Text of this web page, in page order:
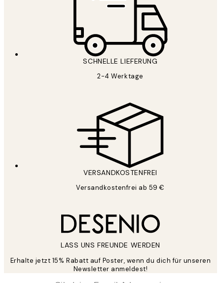
SCHNELLE LIEFERUNG
2-4 Werktage
VERSANDKOSTENFREI
Versandkostenfrei ab 59 €
LASS UNS FREUNDE WERDEN
Erhalte jetzt 15% Rabatt auf Poster, wenn du dich für unseren
Newsletter anmeldest!